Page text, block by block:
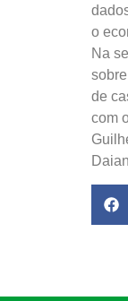
o
Na
de
com